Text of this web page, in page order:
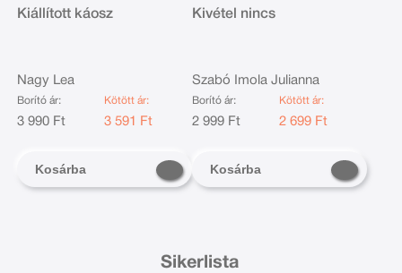
Kiállított káosz
Nagy Lea
Borító ár:
3 990 Ft
Kötött ár:
3 591 Ft
Kosárba
Kivétel nincs
Szabó Imola Julianna
Borító ár:
2 999 Ft
Kötött ár:
2 699 Ft
Kosárba
Sikerlista